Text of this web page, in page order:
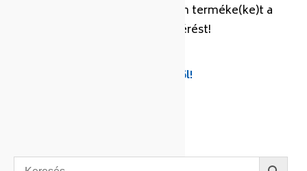
Az árajánlatkérő lista üres, adjon terméke(ke)t a
listához és küldje el az ajánlatkérést!
Készítse el listáját több termékből!